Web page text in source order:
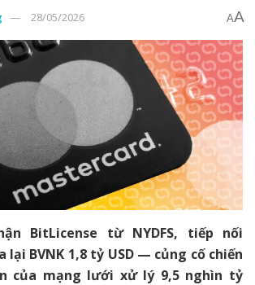
28/05/2026 AA
BitLicense từ NYDFS, tiếp nối
BVNK 1,8 tỷ USD — củng cố chiến
của mạng lưới xử lý 9,5 nghìn tỷ